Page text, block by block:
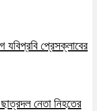
যবিপ্রবি প্রেসক্লাবের
নেতা নিহতের